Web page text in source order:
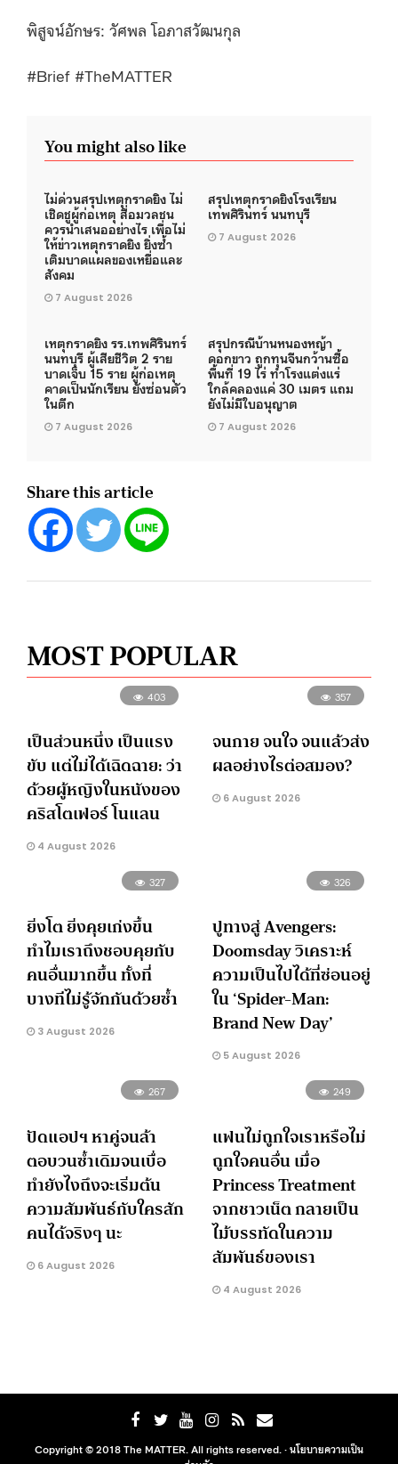
พิสูจน์อักษร: วัศพล โอภาสวัฒนกุล
#Brief #TheMATTER
You might also like
ไม่ด่วนสรุปเหตุกราดยิง ไม่
เชิดชูผู้ก่อเหตุ สื่อมวลชน
ควรนำเสนออย่างไร เพื่อไม่
ให้ข่าวเหตุกราดยิง ยิ่งซ้ำ
เติมบาดแผลของเหยื่อและ
สังคม
7 August 2026
สรุปเหตุกราดยิงโรงเรียน
เทพศิรินทร์ นนทบุรี
7 August 2026
เหตุกราดยิง รร.เทพศิรินทร์
นนทบุรี ผู้เสียชีวิต 2 ราย
บาดเจ็บ 15 ราย ผู้ก่อเหตุ
คาดเป็นนักเรียน ยังซ่อนตัว
ในตึก
7 August 2026
สรุปกรณีบ้านหนองหญ้า
ดอกขาว ถูกทุนจีนกว้านซื้อ
พื้นที่ 19 ไร่ ทำโรงแต่งแร่
ใกล้คลองแค่ 30 เมตร แถม
ยังไม่มีใบอนุญาต
7 August 2026
Share this article
MOST POPULAR
403
เป็นส่วนหนึ่ง เป็นแรง
ขับ แต่ไม่ได้เฉิดฉาย: ว่า
ด้วยผู้หญิงในหนังของ
คริสโตเฟอร์ โนแลน
4 August 2026
357
จนกาย จนใจ จนแล้วส่ง
ผลอย่างไรต่อสมอง?
6 August 2026
327
ยิ่งโต ยิ่งคุยเก่งขึ้น
ทำไมเราถึงชอบคุยกับ
คนอื่นมากขึ้น ทั้งที่
บางทีไม่รู้จักกันด้วยซ้ำ
3 August 2026
326
ปูทางสู่ Avengers:
Doomsday วิเคราะห์
ความเป็นไปได้ที่ซ่อนอยู่
ใน ‘Spider-Man:
Brand New Day’
5 August 2026
267
ปัดแอปฯ หาคู่จนล้า
ตอบวนซ้ำเดิมจนเบื่อ
ทำยังไงถึงจะเริ่มต้น
ความสัมพันธ์กับใครสัก
คนได้จริงๆ นะ
6 August 2026
249
แฟนไม่ถูกใจเราหรือไม่
ถูกใจคนอื่น เมื่อ
Princess Treatment
จากชาวเน็ต กลายเป็น
ไม้บรรทัดในความ
สัมพันธ์ของเรา
4 August 2026
Copyright © 2018 The MATTER. All rights reserved. ·นโยบายความเป็น